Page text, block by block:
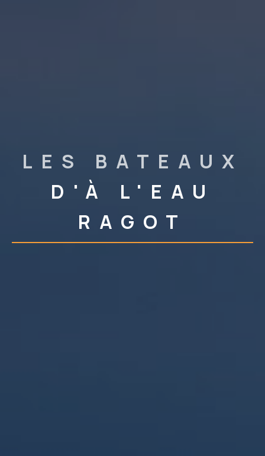
LES BATEAUX
D'À L'EAU
RAGOT